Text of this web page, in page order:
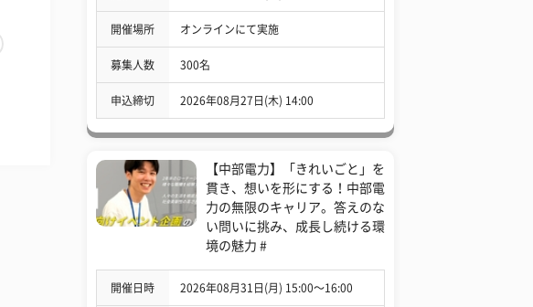
開催場所 オンラインにて実施
募集人数 300名
申込締切 2026年08月27日(木) 14:00
【中部電力】「きれいごと」を
貫き、想いを形にする！中部電
力の無限のキャリア。答えのな
い問いに挑み、成長し続ける環
境の魅力 #
開催日時 2026年08月31日(月) 15:00〜16:00